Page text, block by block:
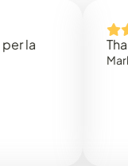
Thank
Mark N.